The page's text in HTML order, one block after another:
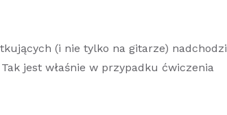
(i nie tylko na gitarze) nadchodzi
jest właśnie w przypadku ćwiczenia